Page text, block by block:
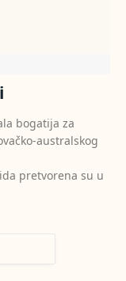
bogatija za
australskog
pretvorena su u